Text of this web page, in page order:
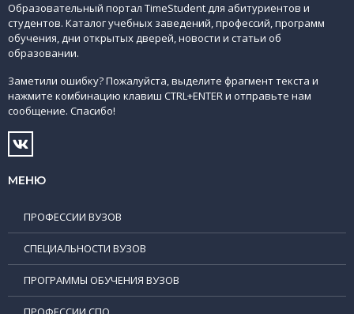
Образовательный портал TimeStudent для абитуриентов и
студентов. Каталог учебных заведений, профессий, программ
обучения, дни открытых дверей, новости и статьи об
образовании.
Заметили ошибку? Пожалуйста, выделите фрагмент текста и
нажмите комбинацию клавиш CTRL+ENTER и отправьте нам
сообщение. Спасибо!
МЕНЮ
ПРОФЕССИИ ВУЗОВ
СПЕЦИАЛЬНОСТИ ВУЗОВ
ПРОГРАММЫ ОБУЧЕНИЯ ВУЗОВ